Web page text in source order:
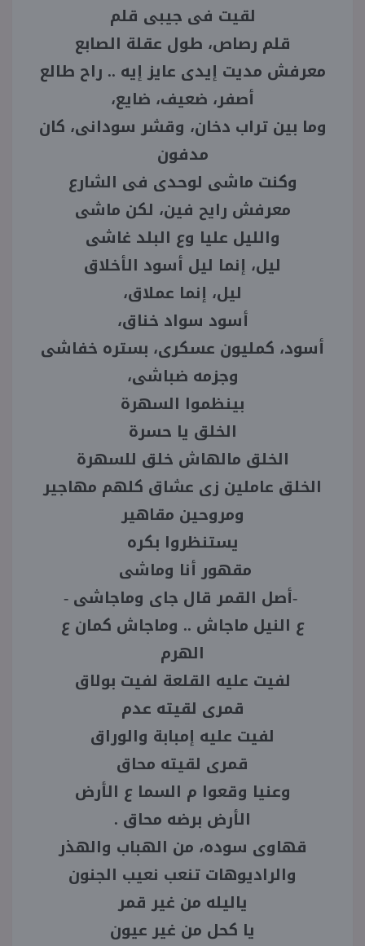
لقيت فى جيبى قلم
قلم رصاص، طول عقلة الصابع
معرفش مديت إيدى عايز إيه .. راح طالع
أصفر، ضعيف، ضايع،
وما بين تراب دخان، وقشر سودانى، كان
مدفون
وكنت ماشى لوحدى فى الشارع
معرفش رايح فين، لكن ماشى
والليل عليا وع البلد غاشى
ليل، إنما ليل أسود الأخلاق
ليل، إنما عملاق،
أسود سواد خناق،
أسود، كمليون عسكرى، بستره خفاشى
وجزمه ضباشى،
بينظموا السهرة
الخلق يا حسرة
الخلق مالهاش خلق للسهرة
الخلق عاملين زى عشاق كلهم مهاجير
ومروحين مقاهير
يستنظروا بكره
مقهور أنا وماشى
-أصل القمر قال جاى وماجاشى-
ع النيل ماجاش .. وماجاش كمان ع
الهرم
لفيت عليه القلعة لفيت بولاق
قمرى لقيته عدم
لفيت عليه إمبابة والوراق
قمرى لقيته محاق
وعنيا وقعوا م السما ع الأرض
الأرض برضه محاق .
قهاوى سوده، من الهباب والهذر
والراديوهات تنعب نعيب الجنون
ياليله من غير قمر
يا كحل من غير عيون